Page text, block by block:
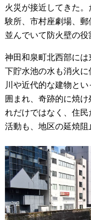
火災が接近してきた
験所、市村座劇場、
並んでいて防火壁の役
神田和泉町北西部に
下貯水池の水も消火
川や近代的な建物と
囲まれ、奇跡的に焼
れだけではなく、住
活動も、地区の延焼阻